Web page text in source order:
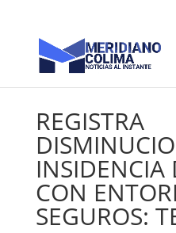
REGISTRA
INSIDENCIA
CON
SEGUROS: